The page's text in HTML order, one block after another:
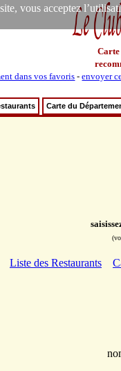
vous acceptez
Carte
dans vos favoris -envoyer
Carte du
Liste des Restaurants